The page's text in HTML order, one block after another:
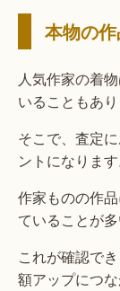
本物の
人気作家の着
いることもあり
そこで、査定
ントになります
作家ものの作
ていることが多
これが確認で
額アップにつな